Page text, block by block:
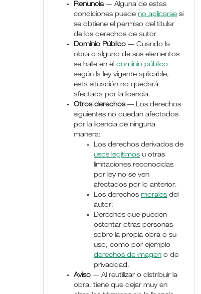
Renuncia— Alguna de estas
condiciones puedeno aplicarse si
se obtiene el permiso del titular
de los derechos de autor
Dominio Público — Cuando la
obra o alguno de sus elementos
se halle en eldominio público
según la ley vigente aplicable,
esta situación no quedará
afectada por la licencia.
Otros derechos— Los derechos
siguientes no quedan afectados
por la licencia de ninguna
manera:
Los derechos derivados de
usos legítimos u otras
limitaciones reconocidas
por ley no se ven
afectados por lo anterior.
Los derechosmorales del
autor;
Derechos que pueden
ostentar otras personas
sobre la propia obra o su
uso, como por ejemplo
derechos de imagen o de
privacidad.
Aviso — Al reutilizar o distribuir la
obra, tiene que dejar muy en